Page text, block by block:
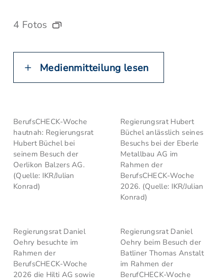
4 Fotos
Medienmitteilung lesen
BerufsCHECK-Woche
hautnah: Regierungsrat
Hubert Büchel bei
seinem Besuch der
Oerlikon Balzers AG.
(Quelle: IKR/Julian
Konrad)
Regierungsrat Hubert
Büchel anlässlich seines
Besuchs bei der Eberle
Metallbau AG im
Rahmen der
BerufsCHECK-Woche
2026. (Quelle: IKR/Julian
Konrad)
Regierungsrat Daniel
Oehry besuchte im
Rahmen der
BerufsCHECK-Woche
2026 die Hilti AG sowie
Regierungsrat Daniel
Oehry beim Besuch der
Batliner Thomas Anstalt
im Rahmen der
BerufCHECK-Woche